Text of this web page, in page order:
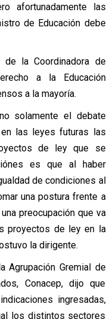
afortunadamente las
de Educación debe
de la Coordinadora de
a la Educación
a la mayoría.
solamente el debate
las leyes futuras las
de ley que se
es que al haber
de condiciones al
una postura frente a
preocupación que va
proyectos de ley en la
la dirigente.
Agrupación Gremial de
Conacep, dijo que
ingresadas,
los distintos sectores